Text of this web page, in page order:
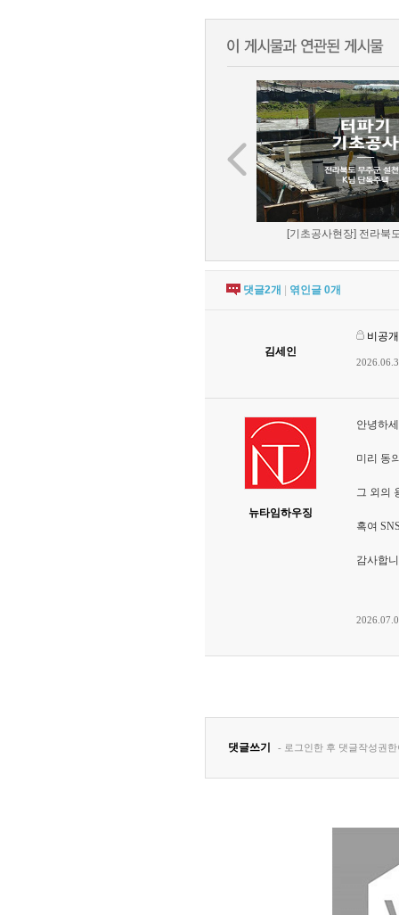
[기초공사현장] 전라북
댓글2개 엮인글 0개